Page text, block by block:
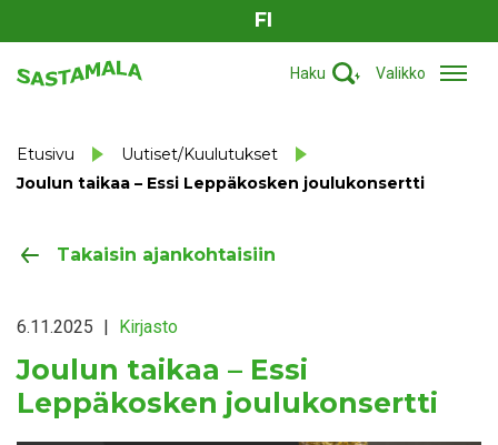
FI
Haku Valikko
Etusivu
Uutiset/Kuulutukset
Joulun taikaa – Essi Leppäkosken joulukonsertti
Takaisin ajankohtaisiin
6.11.2025 | Kirjasto
Joulun taikaa – Essi
Leppäkosken joulukonsertti